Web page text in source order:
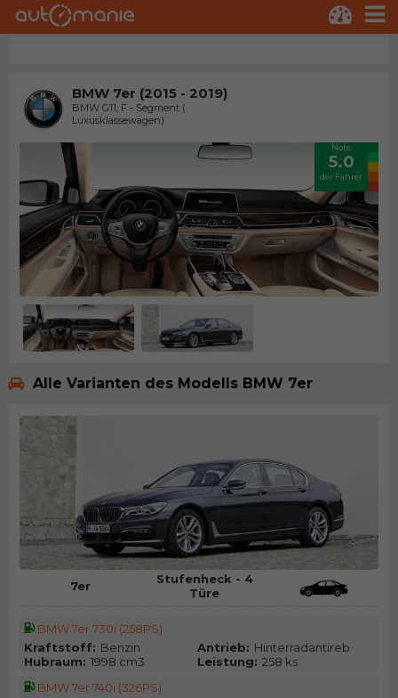
BMW 7er (2015 - 2019)
BMW G11, F - Segment (
Luxusklassewagen)
Note
5.0
der Fahrer
Alle Varianten des Modells BMW 7er
7er
Stufenheck - 4
Türe
BMW 7er 730i (258PS)
Kraftstoff: Benzin Antrieb: Hinterradantireb
Hubraum: 1998 cm3 Leistung: 258 ks
BMW 7er 740i (326PS)